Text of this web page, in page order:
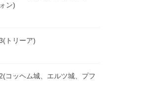
ン)
トリーア)
コッヘム城、エルツ城、プフ